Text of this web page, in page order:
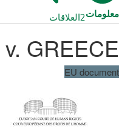
معلومات2العلاقات
GREECE
EU document